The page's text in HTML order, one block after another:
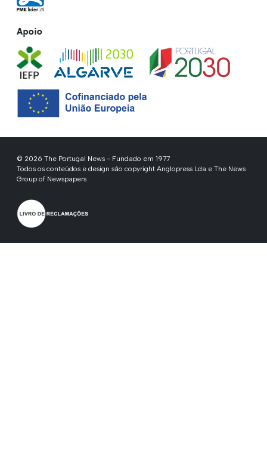
Apoio
© 2026 The Portugal News - Fundado em 1977
Todos os conteúdos e design são copyright Anglopress Lda e The News
Group of Newspapers